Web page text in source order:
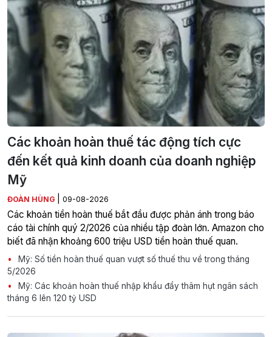
Các khoản hoàn thuế tác động tích cực
đến kết quả kinh doanh của doanh nghiệp
Mỹ
ĐOÀN HÙNG 09-08-2026
Các khoản tiền hoàn thuế bắt đầu được phản ánh trong báo
cáo tài chính quý 2/2026 của nhiều tập đoàn lớn. Amazon cho
biết đã nhận khoảng 600 triệu USD tiền hoàn thuế quan.
Mỹ: Số tiền hoàn thuế quan vượt số thuế thu về trong tháng
5/2026
Mỹ: Các khoản hoàn thuế nhập khẩu đẩy thâm hụt ngân sách
tháng 6 lên 120 tỷ USD